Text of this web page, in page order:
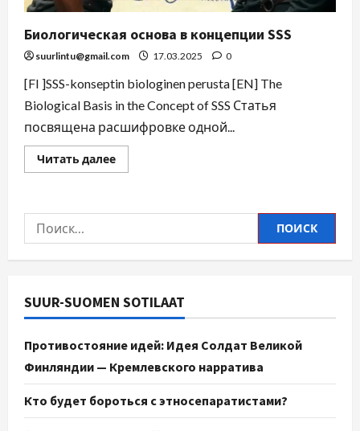
Биологическая основа в концепции SSS
suurlintu@gmail.com 17.03.2025 0
[FI ]SSS-konseptin biologinen perusta [EN] The
Biological Basis in the Concept of SSS Статья
посвящена расшифровке одной...
Читать далее
SUUR-SUOMEN SOTILAAT
Противостояние идей: Идея Солдат Великой
Финляндии — Кремлевского нарратива
Кто будет бороться с этносепаратистами?